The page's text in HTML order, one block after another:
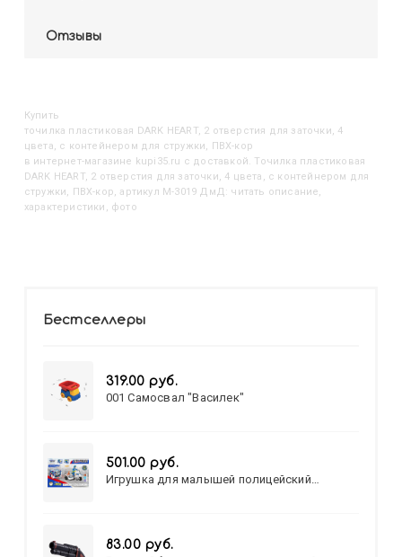
Отзывы
Купить
Точилка пластиковая DARK HEART, 2 отверстия для заточки, 4
цвета, с контейнером для стружки, ПВХ-кор
в интернет-магазине kupi35.ru с доставкой. Точилка пластиковая
DARK HEART, 2 отверстия для заточки, 4 цвета, с контейнером для
стружки, ПВХ-кор, артикул M-3019 ДмД: читать описание,
характеристики, фото
Бестселлеры
319.00 руб.
001 Самосвал "Василек"
501.00 руб.
Игрушка для малышей полицейский
83.00 руб.